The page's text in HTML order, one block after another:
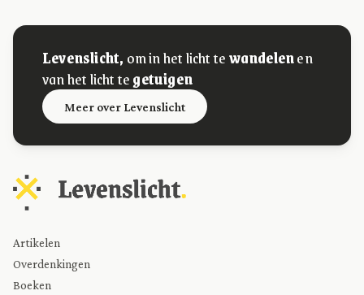
Levenslicht, om in het licht tewandelenen
van het licht tegetuigen
Meer over Levenslicht
Artikelen
Overdenkingen
Boeken